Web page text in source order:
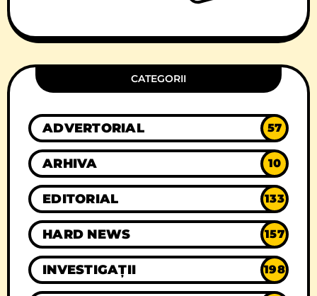
CATEGORII
ADVERTORIAL 57
ARHIVA 10
EDITORIAL 133
HARD NEWS 157
INVESTIGAȚII 198